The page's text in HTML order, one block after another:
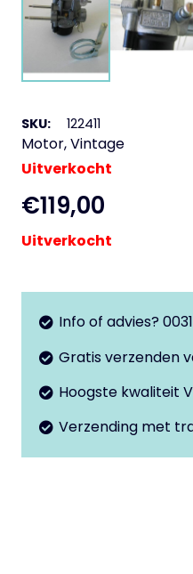
SKU: 122411
Motor,Vintage
Uitverkocht
€119,00
Uitverkocht
Info of advies?
Gratis verzenden
Hoogste kwaliteit
Verzending met